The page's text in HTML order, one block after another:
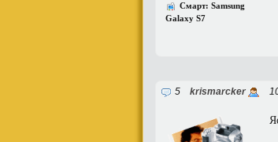
Смарт: Samsung
Galaxy S7
5 krismarcker